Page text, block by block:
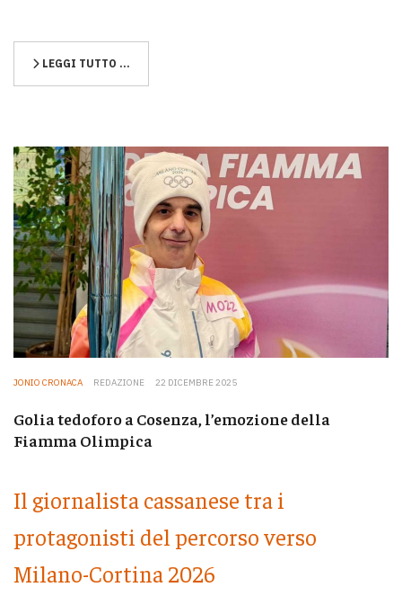
LEGGI TUTTO …
JONIO CRONACA REDAZIONE 22 DICEMBRE 2025
Golia tedoforo a Cosenza, l’emozione della
Fiamma Olimpica
Il giornalista cassanese tra i
protagonisti del percorso verso
Milano-Cortina 2026